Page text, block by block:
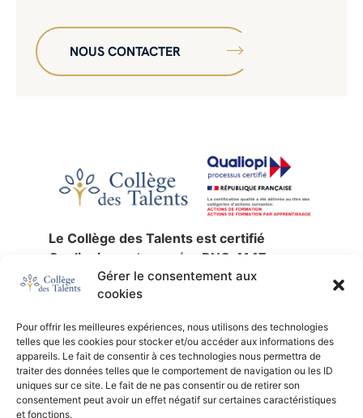
Gérer le consentement aux
cookies
Pour offrir les meilleures expériences, nous utilisons des technologies
telles que les cookies pour stocker et/ou accéder aux informations des
appareils. Le fait de consentir à ces technologies nous permettra de
traiter des données telles que le comportement de navigation ou les ID
uniques sur ce site. Le fait de ne pas consentir ou de retirer son
consentement peut avoir un effet négatif sur certaines caractéristiques
et fonctions.
NOUS CONTACTER
Le Collège des Talents est certifié
Qualiopi sous le numéro RNQ 4147
jusqu’au30 décembre 2027.
La certification qualité a été délivrée au
actions de formation,validation des
acquis de l’expérienceetformation par
apprentissage.
SIREN :753 676 329 —NDA :11 92 24791
92 —